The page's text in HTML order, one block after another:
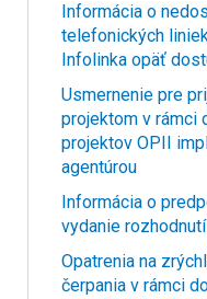
Informácia o
telefonických
Infolinka opäť
Usmernenie pre
projektom v rámci
projektov OPII
agentúrou
Informácia o
vydanie
Opatrenia na
čerpania v rámci